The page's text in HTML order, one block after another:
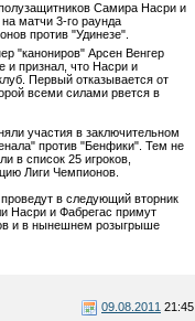
Самира Насри и
матчи 3-го раунда
против "Удинезе".
"канониров" Арсен Венгер
и признал, что Насри и
Первый отказывается от
всеми силами рвется в
участия в заключительном
против "Бенфики". Тем не
в список 25 игроков,
Лиги Чемпионов.
в следующий вторник
Насри и Фабрегас примут
и в нынешнем розыгрыше
09.08.2011 21:45